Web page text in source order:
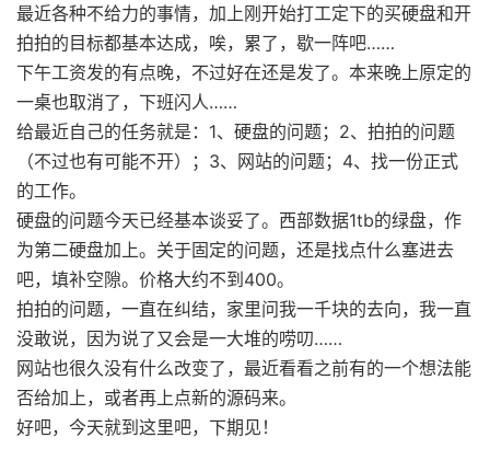
最近各种不给力的事情，加上刚开始打工定下的买硬盘和开
拍拍的目标都基本达成，唉，累了，歇一阵吧……
下午工资发的有点晚，不过好在还是发了。本来晚上原定的
一桌也取消了，下班闪人……
给最近自己的任务就是：1、硬盘的问题；2、拍拍的问题
（不过也有可能不开）；3、网站的问题；4、找一份正式
的工作。
硬盘的问题今天已经基本谈妥了。西部数据1tb的绿盘，作
为第二硬盘加上。关于固定的问题，还是找点什么塞进去
吧，填补空隙。价格大约不到400。
拍拍的问题，一直在纠结，家里问我一千块的去向，我一直
没敢说，因为说了又会是一大堆的唠叨……
网站也很久没有什么改变了，最近看看之前有的一个想法能
否给加上，或者再上点新的源码来。
好吧，今天就到这里吧，下期见！